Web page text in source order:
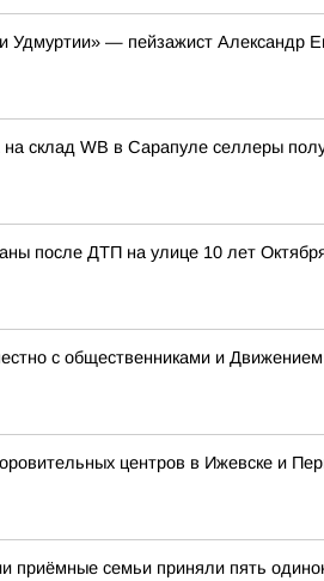
Удмуртии» — пейзажист Александр
склад WB в Сарапуле селлеры
после ДТП на улице 10 лет
с общественниками и
центров в Ижевске и
приёмные семьи приняли пять